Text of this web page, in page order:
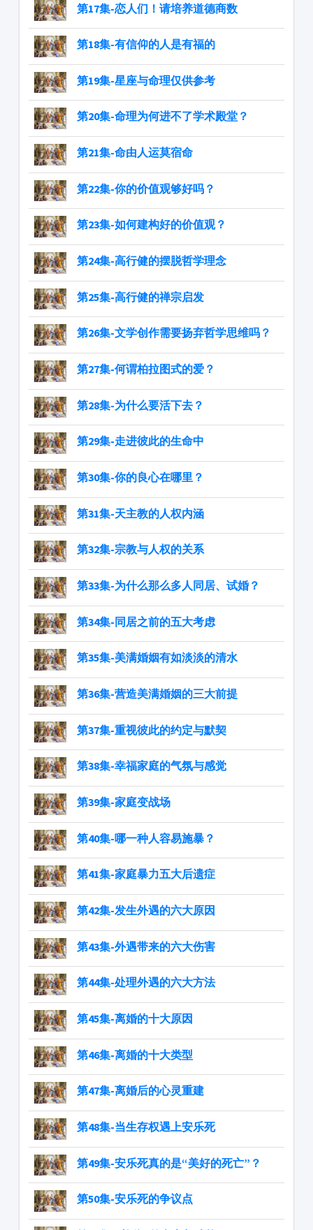
第17集-恋人们！请培养道德商数
第18集-有信仰的人是有福的
第19集-星座与命理仅供参考
第20集-命理为何进不了学术殿堂？
第21集-命由人运莫宿命
第22集-你的价值观够好吗？
​​​​​​​第23集-如何建构好的价值观？
第24集-高行健的摆脱哲学理念
第25集-高行健的禅宗启发
第26集-文学创作需要扬弃哲学思维吗？
第27集-何谓柏拉图式的爱？
第28集-为什么要活下去？
第29集-走进彼此的生命中
第30集-你的良心在哪里？
第31集-天主教的人权内涵
第32集-宗教与人权的关系
第33集-为什么那么多人同居、试婚？
第34集-同居之前的五大考虑
第35集-美满婚姻有如淡淡的清水
第36集-营造美满婚姻的三大前提
第37集-重视彼此的约定与默契
第38集-幸福家庭的气氛与感觉
第39集-家庭变战场
第40集-哪一种人容易施暴？
第41集-家庭暴力五大后遗症
​​​​​​​第42集-发生外遇的六大原因
第43集-外遇带来的六大伤害
第44集-处理外遇的六大方法
第45集-离婚的十大原因
第46集-离婚的十大类型
第47集-离婚后的心灵重建
第48集-当生存权遇上安乐死
第49集-安乐死真的是“美好的死亡”？
第50集-安乐死的争议点